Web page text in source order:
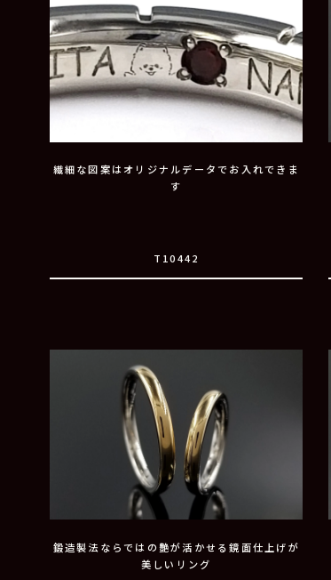
繊細な図案はオリジナルデータでお入れできま
す
T10442
鍛造製法ならではの艶が活かせる鏡面仕上げが
美しいリング